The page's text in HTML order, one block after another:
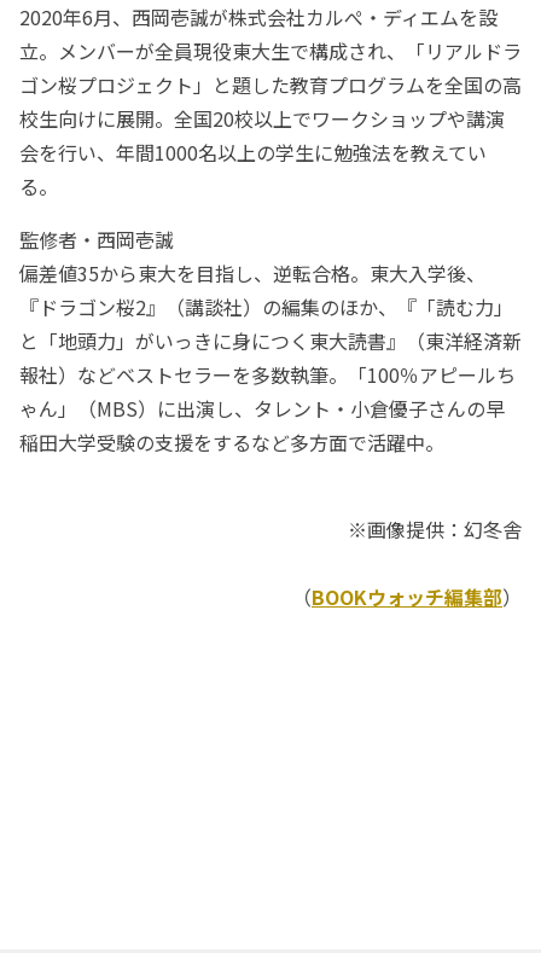
2020年6月、西岡壱誠が株式会社カルぺ・ディエムを設
立。メンバーが全員現役東大生で構成され、「リアルドラ
ゴン桜プロジェクト」と題した教育プログラムを全国の高
校生向けに展開。全国20校以上でワークショップや講演
会を行い、年間1000名以上の学生に勉強法を教えてい
る。
監修者・西岡壱誠
偏差値35から東大を目指し、逆転合格。東大入学後、
『ドラゴン桜2』（講談社）の編集のほか、『「読む力」
と「地頭力」がいっきに身につく東大読書』（東洋経済新
報社）などベストセラーを多数執筆。「100％アピールち
ゃん」（MBS）に出演し、タレント・小倉優子さんの早
稲田大学受験の支援をするなど多方面で活躍中。
※画像提供：幻冬舎
（BOOKウォッチ編集部）